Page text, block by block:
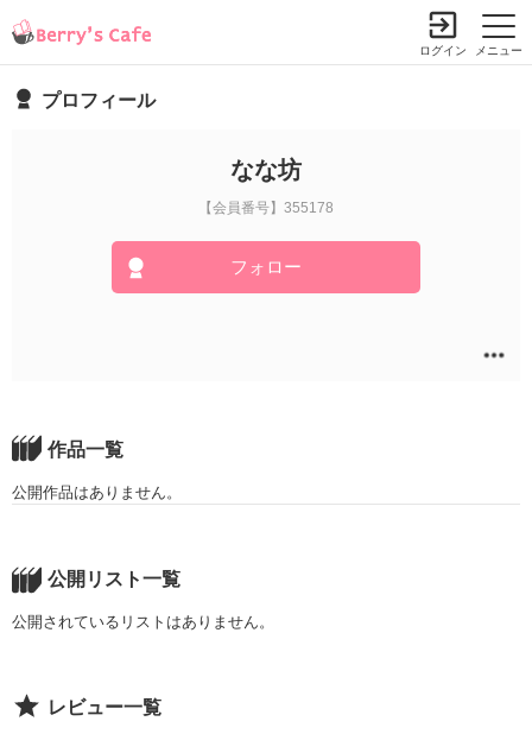
メニュー
ログイン
プロフィール
なな坊
【会員番号】355178
フォロー
作品一覧
公開作品はありません。
公開リスト一覧
公開されているリストはありません。
レビュー一覧